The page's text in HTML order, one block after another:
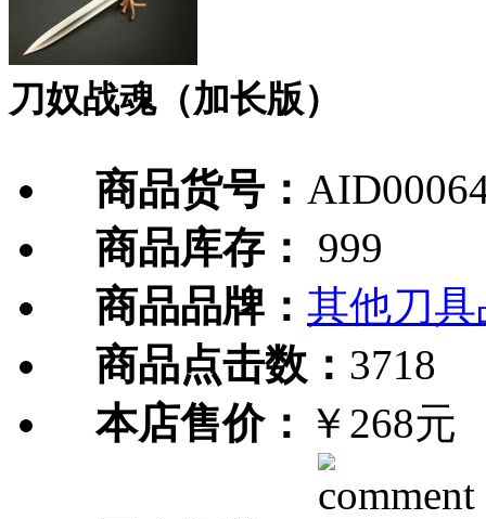
刀奴战魂（加长版）
商品货号：
商品库存：
999
商品品牌： 其他刀
商品点击数： 3718
本店售价： ￥268元